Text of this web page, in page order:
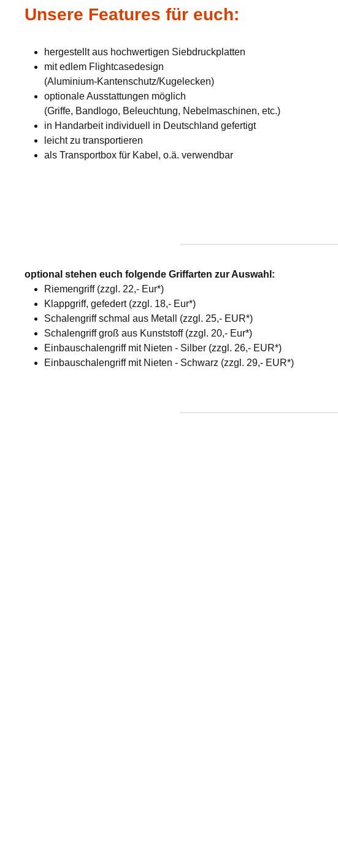
Unsere Features für euch:
hergestellt aus hochwertigen Siebdruckplatten
mit edlem Flightcasedesign
(Aluminium-Kantenschutz/Kugelecken)
optionale Ausstattungen möglich
(Griffe, Bandlogo, Beleuchtung, Nebelmaschinen, etc.)
in Handarbeit individuell in Deutschland gefertigt
leicht zu transportieren
als Transportbox für Kabel, o.ä. verwendbar
optional stehen euch folgende Griffarten zur Auswahl:
Riemengriff (zzgl. 22,- Eur*)
Klappgriff, gefedert (zzgl. 18,- Eur*)
Schalengriff schmal aus Metall (zzgl. 25,- EUR*)
Schalengriff groß aus Kunststoff (zzgl. 20,- Eur*)
Einbauschalengriff mit Nieten - Silber (zzgl. 26,- EUR*)
Einbauschalengriff mit Nieten - Schwarz (zzgl. 29,- EUR*)